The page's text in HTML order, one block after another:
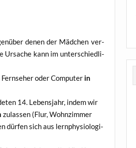
denen der Mäd­chen ver­
Ursa­che kann im unter­schied­li­
oder Com­pu­ter in
14. Lebens­jahr, indem wir
zulas­sen (Flur, Wohn­zim­mer
dür­fen sich aus lern­phy­sio­lo­gi­